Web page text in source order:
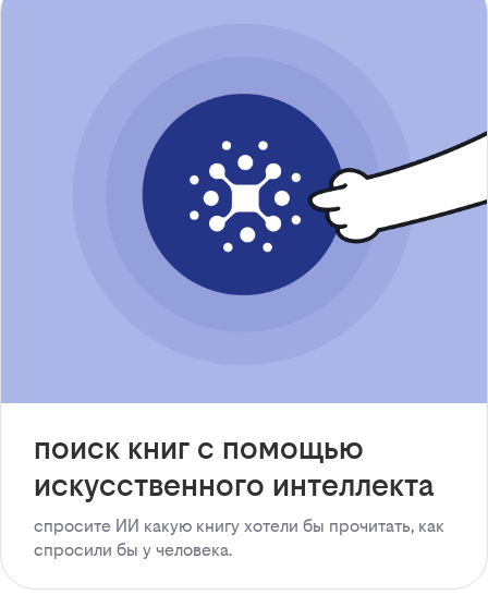
поиск книг с помощью
искусственного интеллекта
спросите ИИ какую книгу хотели бы прочитать, как
спросили бы у человека.